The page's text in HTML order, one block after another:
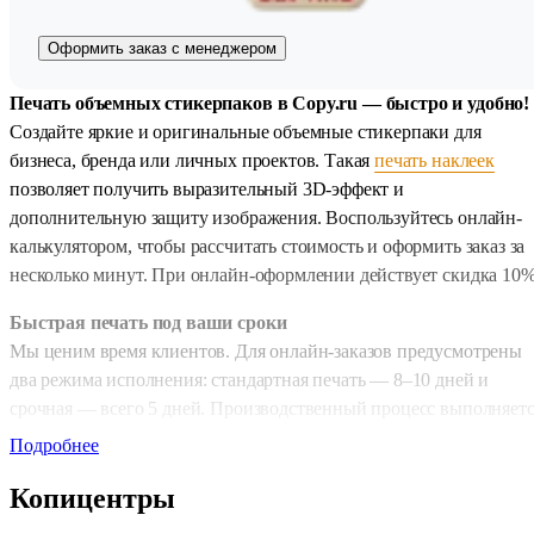
Оформить заказ с менеджером
Печать объемных стикерпаков в Copy.ru — быстро и удобно!
Создайте яркие и оригинальные объемные стикерпаки для
бизнеса, бренда или личных проектов. Такаяпечать наклеек
позволяет получить выразительный 3D-эффект и
дополнительную защиту изображения. Воспользуйтесь онлайн-
калькулятором, чтобы рассчитать стоимость и оформить заказ за
несколько минут. При онлайн-оформлении действует скидка
Быстрая печать под ваши сроки
Мы ценим время клиентов. Для онлайн-заказов предусмотрены
два режима исполнения: стандартная печать — 8–10 дней и
срочная — всего 5 дней. Производственный процесс
на современном оборудовании, которым оснащена наша
аккуратную заливку смолой.
Подробнее
Копицентры